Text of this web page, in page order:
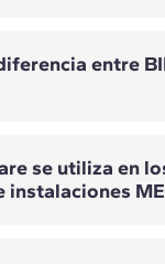
las instalaciones
entre
el conjunto de
se utiliza en
instalaciones